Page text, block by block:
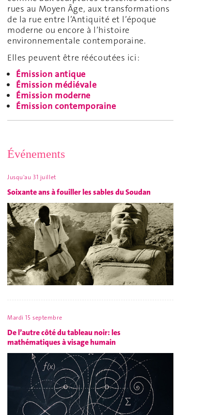
rues au Moyen Âge, aux transformations
de la rue entre l’Antiquité et l’époque
moderne ou encore à l’histoire
environnementale contemporaine.
Elles peuvent être réécoutées ici:
Émission antique
Émission médiévale
Émission moderne
Émission contemporaine
Événements
Jusqu'au 31 juillet
Soixante ans à fouiller les sables du Soudan
Mardi 15 septembre
De l’autre côté du tableau noir: les
mathématiques à visage humain